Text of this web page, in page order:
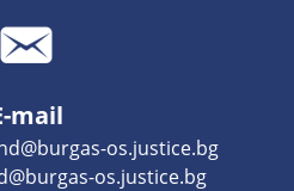
mail
os.justice.bg
os.justice.bg